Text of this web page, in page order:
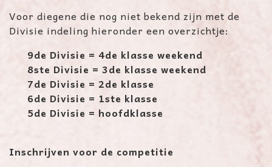
Voor diegene die nog niet bekend zijn met de
Divisie indeling hieronder een overzichtje:
9de Divisie = 4de klasse weekend
8ste Divisie = 3de klasse weekend
7de Divisie = 2de klasse
6de Divisie = 1ste klasse
5de Divisie = hoofdklasse
Inschrijven voor de competitie